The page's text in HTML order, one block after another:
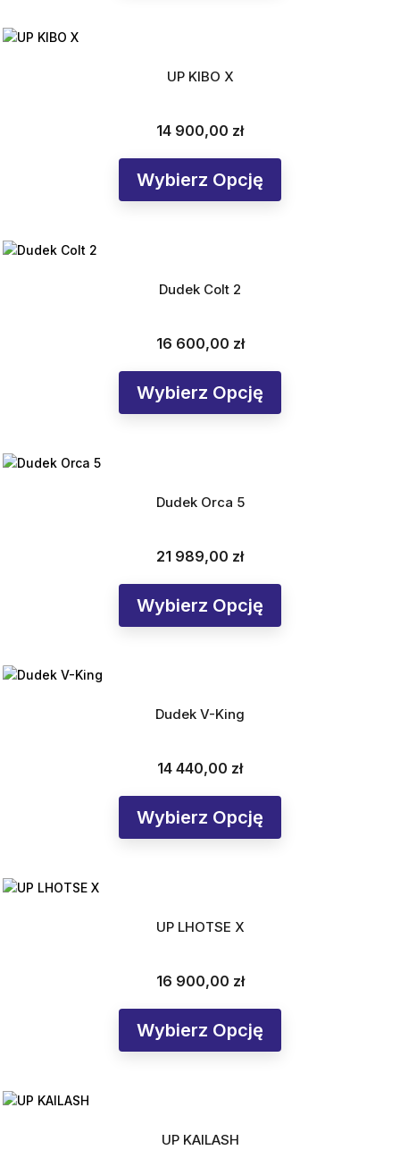
UP KIBO X
Cena
14 900,00 zł
Wybierz Opcję
Dudek Colt 2
Cena
16 600,00 zł
Wybierz Opcję
Dudek Orca 5
Cena
21 989,00 zł
Wybierz Opcję
Dudek V-King
Cena
14 440,00 zł
Wybierz Opcję
UP LHOTSE X
Cena
16 900,00 zł
Wybierz Opcję
UP KAILASH